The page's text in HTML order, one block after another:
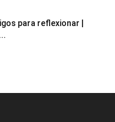
para reflexionar |